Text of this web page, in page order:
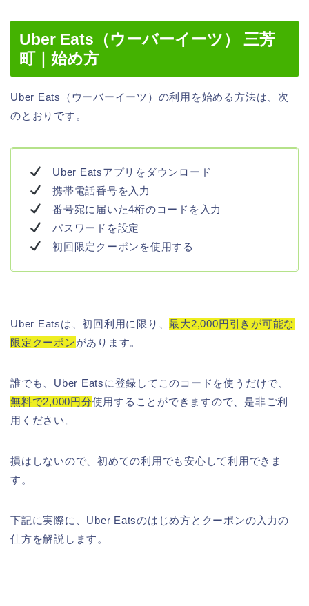
Uber Eats（ウーバーイーツ） 三芳
町｜始め方
Uber Eats（ウーバーイーツ）の利用を始める方法は、次
のとおりです。
Uber Eatsアプリをダウンロード
携帯電話番号を入力
番号宛に届いた4桁のコードを入力
パスワードを設定
初回限定クーポンを使用する
Uber Eatsは、初回利用に限り、最大2,000円引きが可能な
限定クーポンがあります。
誰でも、Uber Eatsに登録してこのコードを使うだけで、
無料で2,000円分使用することができますので、是非ご利
用ください。
損はしないので、初めての利用でも安心して利用できま
す。
下記に実際に、Uber Eatsのはじめ方とクーポンの入力の
仕方を解説します。